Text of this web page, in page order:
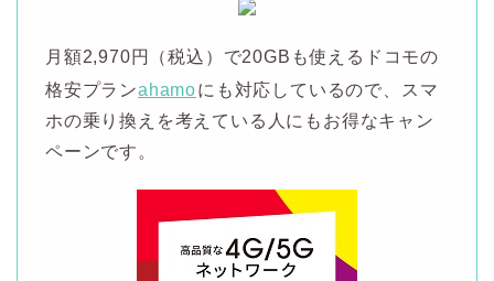
月額2,970円（税込）で20GBも使えるドコモの
格安プランahamoにも対応しているので、スマ
ホの乗り換えを考えている人にもお得なキャン
ペーンです。